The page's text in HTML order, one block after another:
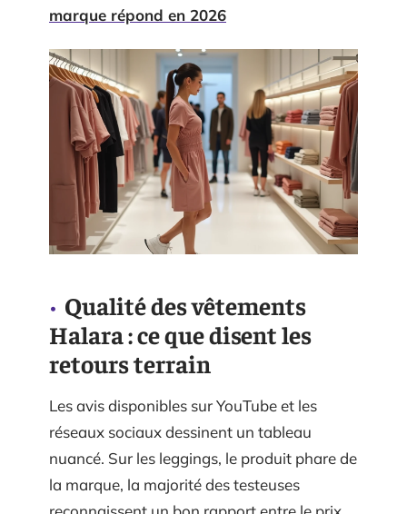
marque répond en 2026
Qualité des vêtements
Halara : ce que disent les
retours terrain
Les avis disponibles sur YouTube et les
réseaux sociaux dessinent un tableau
nuancé. Sur les leggings, le produit phare de
la marque, la majorité des testeuses